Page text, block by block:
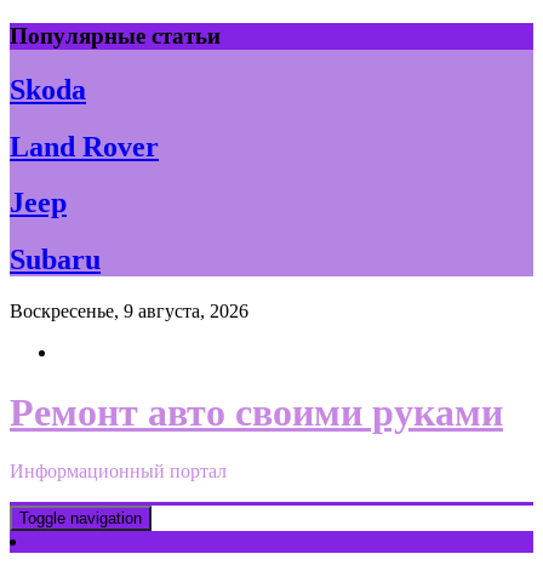
Skip
to
content
Популярные статьи
Skoda
Land Rover
Jeep
Subaru
Воскресенье, 9 августа, 2026
Ремонт авто своими руками
Информационный портал
Toggle navigation